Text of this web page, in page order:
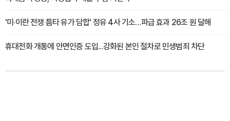
'미·이란 전쟁 틈타 유가 담합' 정유 4사 기소…파급 효과 26조 원 달해
휴대전화 개통에 안면인증 도입...강화된 본인 절차로 민생범죄 차단